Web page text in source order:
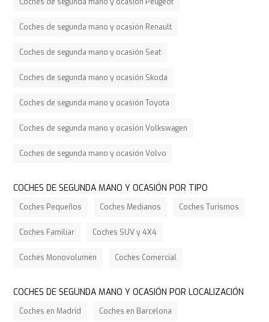
Coches de segunda mano y ocasión Renault
Coches de segunda mano y ocasión Seat
Coches de segunda mano y ocasión Skoda
Coches de segunda mano y ocasión Toyota
Coches de segunda mano y ocasión Volkswagen
Coches de segunda mano y ocasión Volvo
COCHES DE SEGUNDA MANO Y OCASIÓN POR TIPO
Coches Pequeños Coches Medianos Coches Turismos
Coches Familiar Coches SUV y 4X4
Coches Monovolumen Coches Comercial
COCHES DE SEGUNDA MANO Y OCASIÓN POR LOCALIZACIÓN
Coches en Madrid Coches en Barcelona